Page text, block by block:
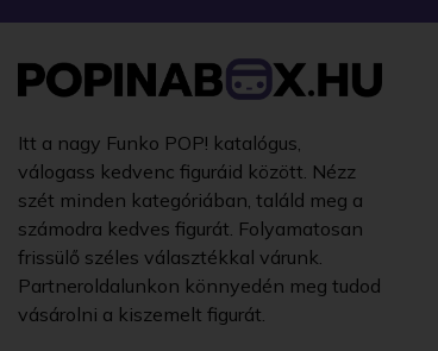
Itt a nagy Funko POP! katalógus,
válogass kedvenc figuráid között. Nézz
szét minden kategóriában, találd meg a
számodra kedves figurát. Folyamatosan
frissülő széles választékkal várunk.
Partneroldalunkon könnyedén meg tudod
vásárolni a kiszemelt figurát.